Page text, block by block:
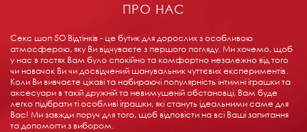
ПРО НАС
Секс шоп 5О Відтінків - це бутик для дорослих з особливою
атмосферою, яку Ви відчуваєте з першого погляду. Ми хочемо, щоб
у нас в гостях Вам було спокійно та комфортно незалежно від того
чи новачок Ви чи досвідчений шанувальник чуттєвих експериментів.
Коли Ви вивчаєте цікаві та набираючі популярність інтимні іграшки та
аксесуари в такій дружній та невимушеній обстановці, Вам буде
легко підібрати ті особливі іграшки, які стануть ідеальними саме для
Вас! Ми завжди поруч для того, щоб відповісти на всі Ваші запитання
та допомогти з вибором.